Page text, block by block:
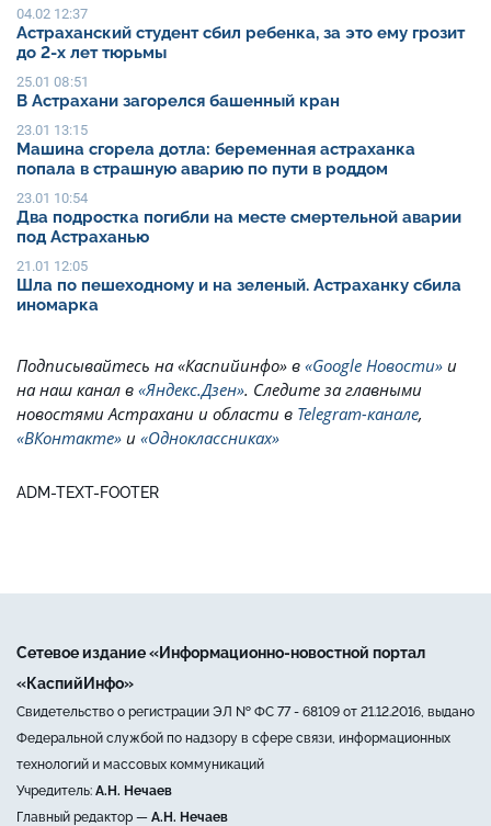
04.02 12:37
Астраханский студент сбил ребенка, за это ему грозит
до 2-х лет тюрьмы
25.01 08:51
В Астрахани загорелся башенный кран
23.01 13:15
Машина сгорела дотла: беременная астраханка
попала в страшную аварию по пути в роддом
23.01 10:54
Два подростка погибли на месте смертельной аварии
под Астраханью
21.01 12:05
Шла по пешеходному и на зеленый. Астраханку сбила
иномарка
Подписывайтесь на «Каспийинфо» в «Google Новости» и
на наш канал в «Яндекс.Дзен». Cледите за главными
новостями Астрахани и области в Telegram-канале,
«ВКонтакте» и «Одноклассниках»
ADM-TEXT-FOOTER
Сетевое издание «Информационно-новостной портал
«КаспийИнфо»
Свидетельство о регистрации ЭЛ № ФС 77 - 68109 от 21.12.2016, выдано
Федеральной службой по надзору в сфере связи, информационных
технологий и массовых коммуникаций
Учредитель: А.Н. Нечаев
Главный редактор — А.Н. Нечаев